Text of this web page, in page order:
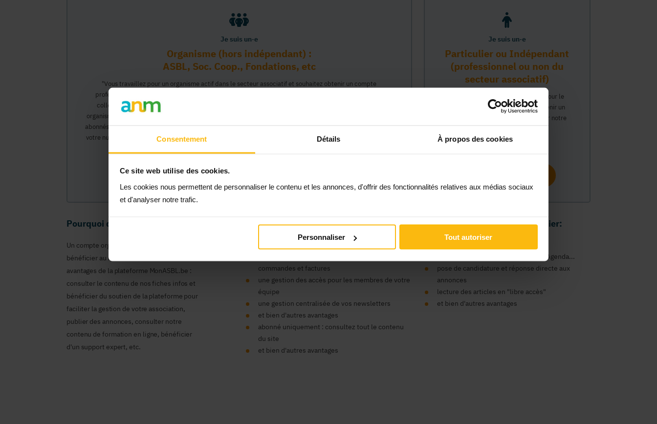
Consentement Détails À propos des cookies
Ce site web utilise des cookies.
Les cookies nous permettent de personnaliser le contenu et les annonces, d'offrir des fonctionnalités relatives aux médias sociaux
et d'analyser notre trafic.
Personnaliser Tout autoriser
Je suis un·e
Organisme (hors indépendant) :
ASBL, Soc. Coop., Fondations, etc
"Vous travaillez pour un organisme actif dans le secteur associatif et souhaitez obtenir un compte
professionnel vous permettant d'interagir sur la plateforme MonASBL au nom de votre organisme. Vos
collègues pourront créer leur propre compte lié à ce compte professionnel et ainsi représenter votre
organisme et interagir au nom de celui-ci, accéder à tout le contenu de la plateforme MonASBL (réservé aux
abonnés).</0>Cette inscription comprendra deux étapes : 1/ identifiaction de l'organisme (munissez-vous de
votre numéro Banque Carrefour de l'Entreprise)2/ création de votre compte individuel professionnel lié à cet
Continuer
Je suis un·e
Particulier ou Indépendant
(professionnel ou non du
secteur associatif)
Vous travaillez ou avez un intérêt pour le
secteur associatif et souhaitez obtenir un
compte personnel pour interagir sur notre
Pourquoi devenir membre en tant qu’organisme ?
Un compte organisme est nécessaire pour
bénéficier au nom de votre ASBL des
avantages de la plateforme MonASBL.be :
consulter le contenu de nos fiches infos et
bénéficier du soutien de la plateforme pour
faciliter la gestion de votre association,
publier des annonces, consulter notre
contenu de formation en ligne, bénéficier
d'un support expert, etc.
commandes et factures
une gestion des accès pour les membres de votre
équipe
une gestion centralisée de vos newsletters
et bien d'autres avantages
abonné uniquement : consultez tout le contenu
du site
et bien d'autres avantages
Vos avantages comme particulier:
consultation des annonces Emploi, Agenda...
pose de candidature et réponse directe aux
annonces
lecture des articles en "libre accès"
et bien d'autres avantages